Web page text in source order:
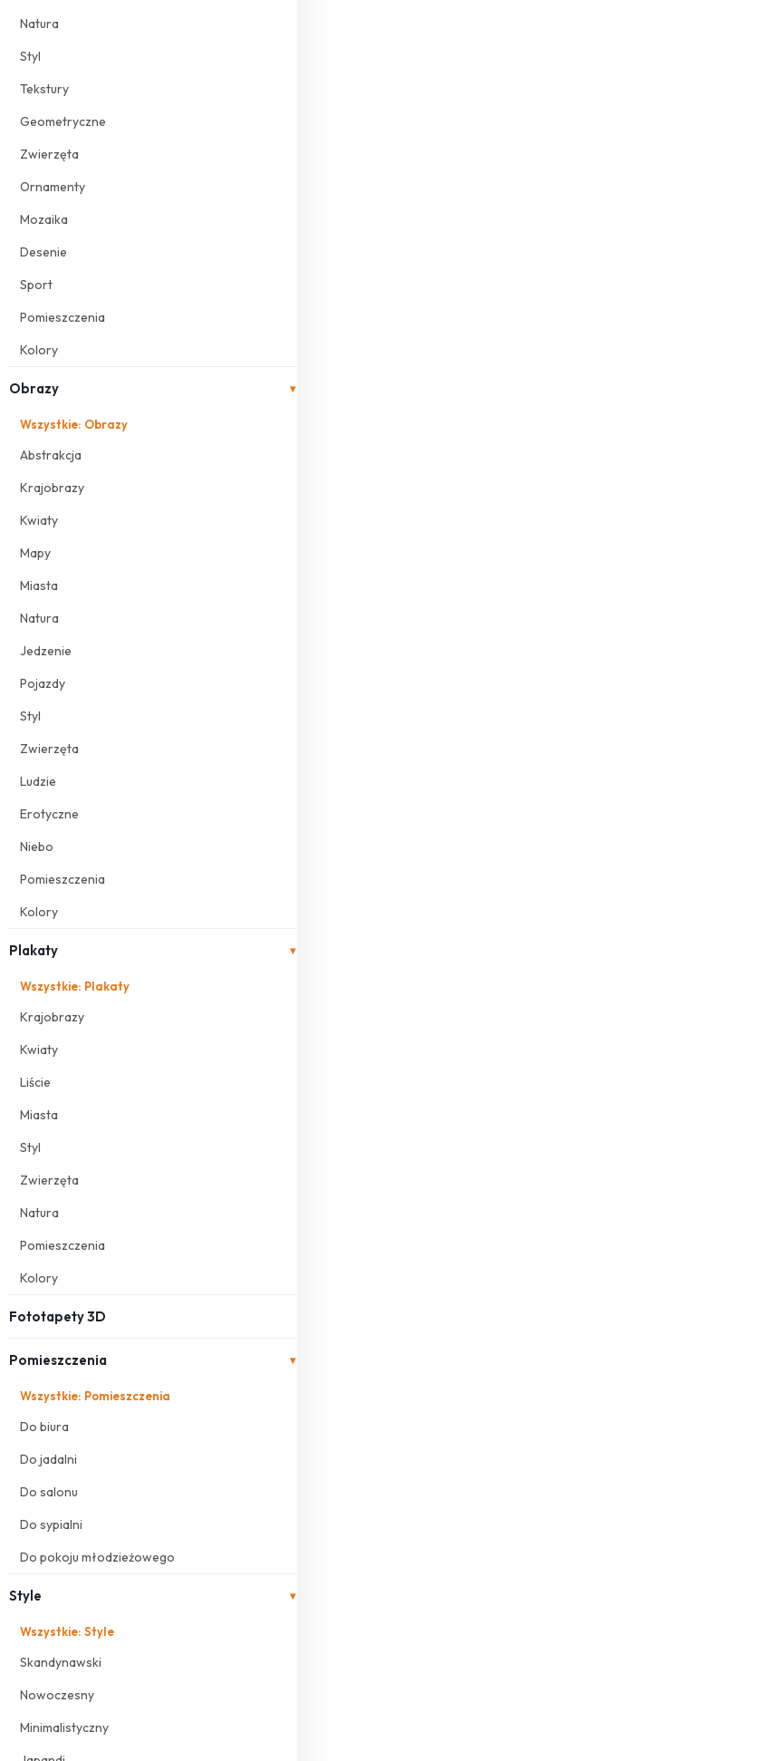
Natura
Styl
Tekstury
Geometryczne
Zwierzęta
Ornamenty
Mozaika
Desenie
Sport
Pomieszczenia
Kolory
Obrazy ▾
Wszystkie: Obrazy
Abstrakcja
Krajobrazy
Kwiaty
Mapy
Miasta
Natura
Jedzenie
Pojazdy
Styl
Zwierzęta
Ludzie
Erotyczne
Niebo
Pomieszczenia
Kolory
Plakaty ▾
Wszystkie: Plakaty
Krajobrazy
Kwiaty
Liście
Miasta
Styl
Zwierzęta
Natura
Pomieszczenia
Kolory
Fototapety 3D
Pomieszczenia ▾
Wszystkie: Pomieszczenia
Do biura
Do jadalni
Do salonu
Do sypialni
Do pokoju młodzieżowego
Style ▾
Wszystkie: Style
Skandynawski
Nowoczesny
Minimalistyczny